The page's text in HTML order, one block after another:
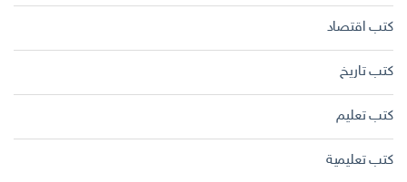
كتب اقتصاد
كتب تاريخ
كتب تعليم
كتب تعليمية